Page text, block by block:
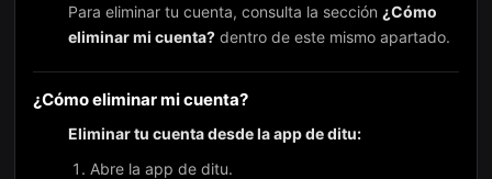
Para eliminar tu cuenta, consulta la sección ¿Cómo
eliminar mi cuenta? dentro de este mismo apartado.
¿Cómo eliminar mi cuenta?
Eliminar tu cuenta desde la app de ditu:
Abre la app de ditu.